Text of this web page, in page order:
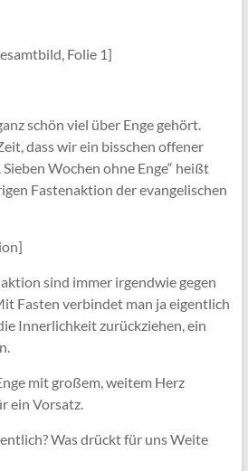
Folie 1]
schön viel über Enge gehört.
dass wir ein bisschen offener
Wochen ohne Enge“ heißt
Fastenaktion der evangelischen
sind immer irgendwie gegen
Fasten verbindet man ja eigentlich
Innerlichkeit zurückziehen, ein
mit großem, weitem Herz
ein Vorsatz.
Was drückt für uns Weite